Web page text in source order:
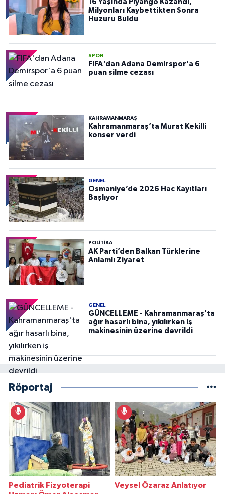
16 Yaşında Piyango Kazandı,
Milyonları Kaybettikten Sonra
Huzuru Buldu
SPOR
FIFA'dan Adana Demirspor'a 6
puan silme cezası
KAHRAMANMARAŞ
Kahramanmaraş’ta Murat Kekilli
konser verdi
GENEL
Osmaniye’de 2026 Hac Kayıtları
Başlıyor
POLITIKA
AK Parti’den Balkan Türklerine
Anlamlı Ziyaret
GENEL
GÜNCELLEME - Kahramanmaraş'ta
ağır hasarlı bina, yıkılırken iş
makinesinin üzerine devrildi
Röportaj
Pediatrik Fizyoterapi
Veysel Özaraz Anlatıyor